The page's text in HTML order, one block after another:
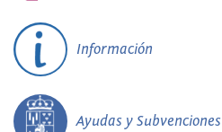
Información
Ayudas y Subvenciones